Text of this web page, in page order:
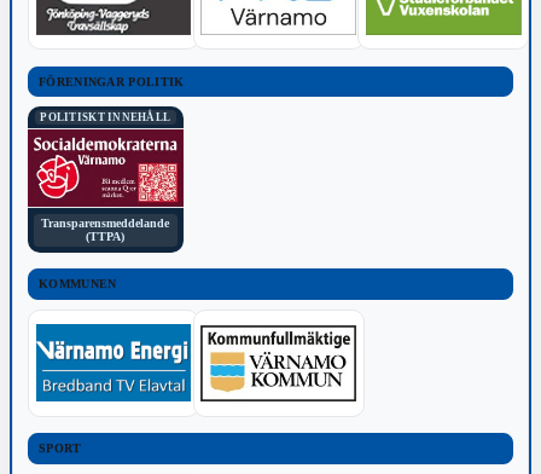
FÖRENINGAR POLITIK
POLITISKT INNEHÅLL
Transparensmeddelande
(TTPA)
KOMMUNEN
SPORT